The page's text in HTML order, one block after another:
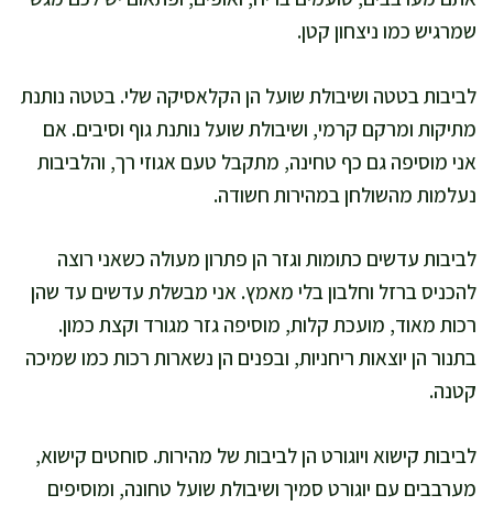
שמרגיש כמו ניצחון קטן.
לביבות בטטה ושיבולת שועל הן הקלאסיקה שלי. בטטה נותנת
מתיקות ומרקם קרמי, ושיבולת שועל נותנת גוף וסיבים. אם
אני מוסיפה גם כף טחינה, מתקבל טעם אגוזי רך, והלביבות
נעלמות מהשולחן במהירות חשודה.
לביבות עדשים כתומות וגזר הן פתרון מעולה כשאני רוצה
להכניס ברזל וחלבון בלי מאמץ. אני מבשלת עדשים עד שהן
רכות מאוד, מועכת קלות, מוסיפה גזר מגורד וקצת כמון.
בתנור הן יוצאות ריחניות, ובפנים הן נשארות רכות כמו שמיכה
קטנה.
לביבות קישוא ויוגורט הן לביבות של מהירות. סוחטים קישוא,
מערבבים עם יוגורט סמיך ושיבולת שועל טחונה, ומוסיפים